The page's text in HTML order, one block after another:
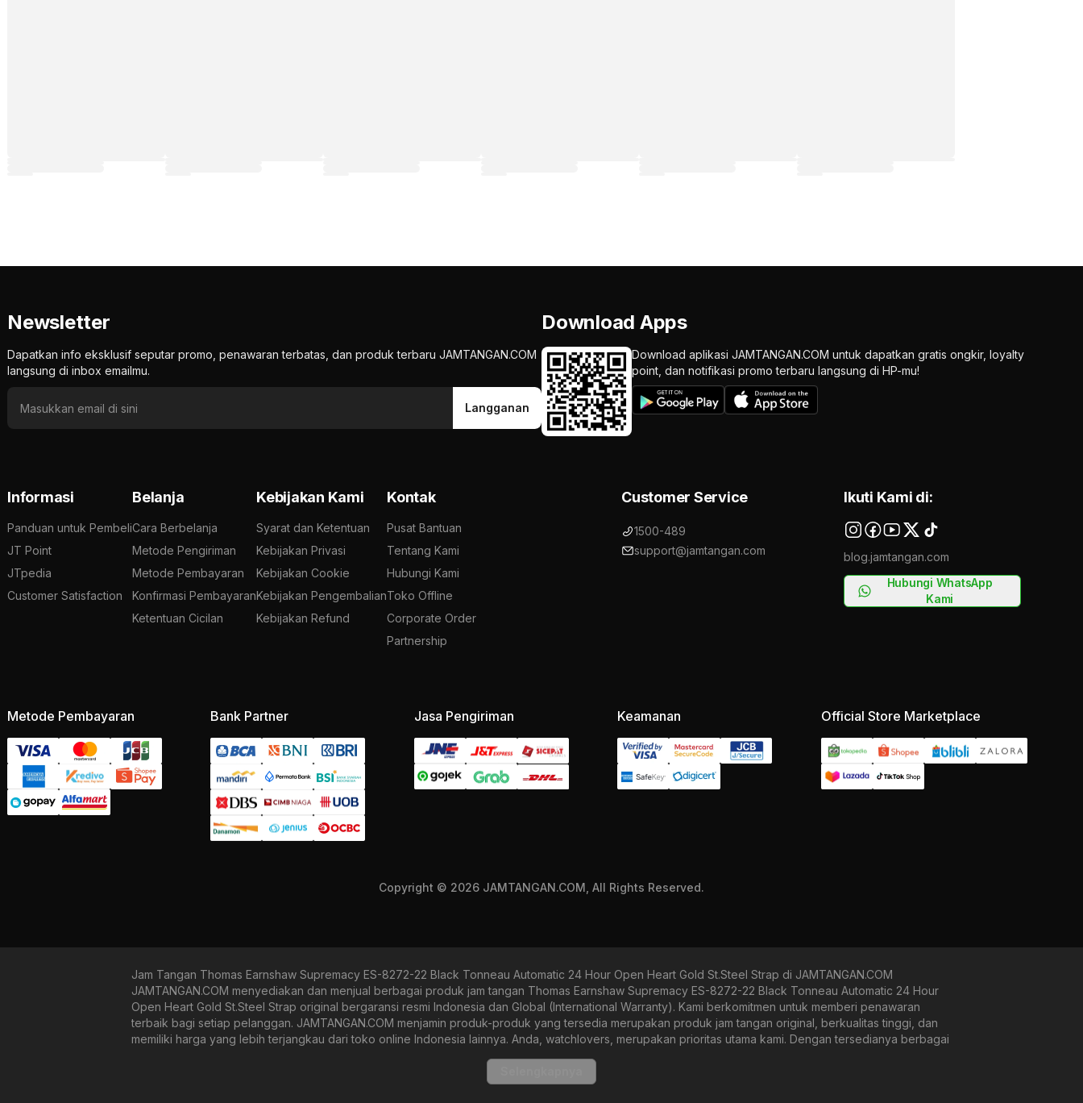
Newsletter
Dapatkan info eksklusif seputar promo, penawaran terbatas, dan produk terbaru JAMTANGAN.COM
langsung di inbox emailmu.
Langganan
Download Apps
Download aplikasi JAMTANGAN.COM untuk dapatkan gratis ongkir, loyalty
point, dan notifikasi promo terbaru langsung di HP-mu!
Informasi
Panduan untuk Pembeli
JT Point
JTpedia
Customer Satisfaction
Belanja
Cara Berbelanja
Metode Pengiriman
Metode Pembayaran
Konfirmasi Pembayaran
Ketentuan Cicilan
Kebijakan Kami
Syarat dan Ketentuan
Kebijakan Privasi
Kebijakan Cookie
Kebijakan Pengembalian
Kebijakan Refund
Kontak
Pusat Bantuan
Tentang Kami
Hubungi Kami
Toko Offline
Corporate Order
Partnership
Customer Service
1500-489
support@jamtangan.com
Ikuti Kami di:
blog.jamtangan.com
Hubungi WhatsApp
Kami
Metode Pembayaran Bank Partner Jasa Pengiriman Keamanan Official Store Marketplace
Copyright © 2026 JAMTANGAN.COM, All Rights Reserved.
Jam Tangan Thomas Earnshaw Supremacy ES-8272-22 Black Tonneau Automatic 24 Hour Open Heart Gold St.Steel Strap di JAMTANGAN.COM
JAMTANGAN.COM menyediakan dan menjual berbagai produk jam tangan Thomas Earnshaw Supremacy ES-8272-22 Black Tonneau Automatic 24 Hour
Open Heart Gold St.Steel Strap original bergaransi resmi Indonesia dan Global (International Warranty). Kami berkomitmen untuk memberi penawaran
terbaik bagi setiap pelanggan. JAMTANGAN.COM menjamin produk-produk yang tersedia merupakan produk jam tangan original, berkualitas tinggi, dan
memiliki harga yang lebih terjangkau dari toko online Indonesia lainnya. Anda, watchlovers, merupakan prioritas utama kami. Dengan tersedianya berbagai